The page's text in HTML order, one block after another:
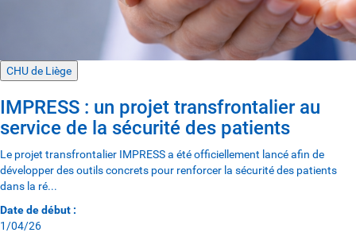
CHU de Liège
IMPRESS : un projet transfrontalier au
service de la sécurité des patients
Le projet transfrontalier IMPRESS a été officiellement lancé afin de
développer des outils concrets pour renforcer la sécurité des patients
dans la ré...
Date de début :
1/04/26